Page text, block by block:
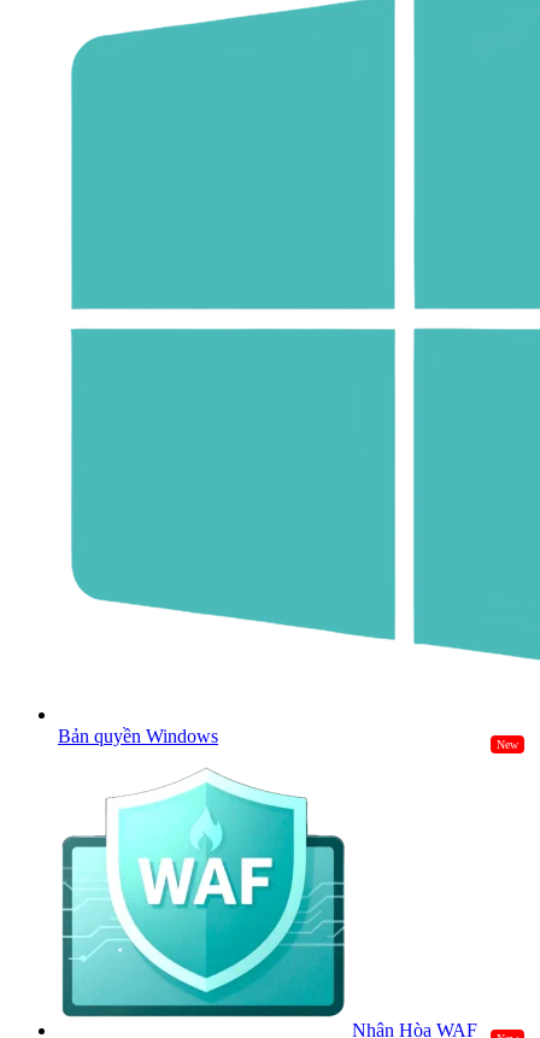
Bản quyền Windows New
Nhân Hòa WAF